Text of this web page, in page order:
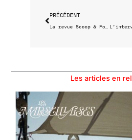
PRÉCÉDENT
La revue Scoop & Food de Pierre Psaltis
Les articles en